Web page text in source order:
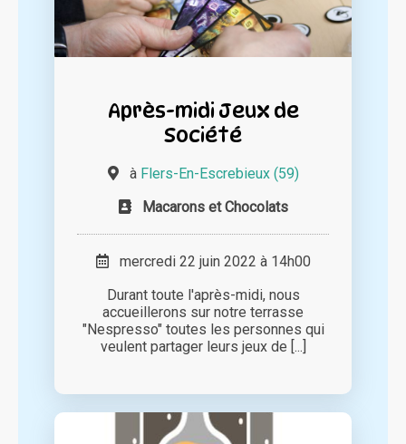
Après-midi Jeux de
Société
à Flers-En-Escrebieux (59)
Macarons et Chocolats
mercredi 22 juin 2022 à 14h00
Durant toute l'après-midi, nous
accueillerons sur notre terrasse
"Nespresso" toutes les personnes qui
veulent partager leurs jeux de [...]